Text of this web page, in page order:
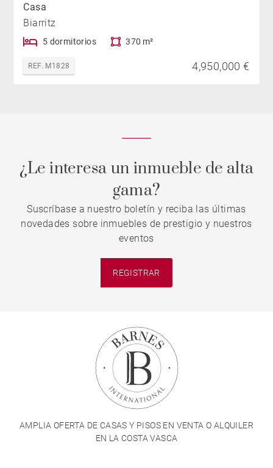
Casa
Biarritz
5 dormitorios 370 m²
REF. M1828 4,950,000 €
¿Le interesa un inmueble de alta
gama?
Suscríbase a nuestro boletín y reciba las últimas
novedades sobre inmuebles de prestigio y nuestros
eventos
REGISTRAR
AMPLIA OFERTA DE CASAS Y PISOS EN VENTA O ALQUILER
EN LA COSTA VASCA